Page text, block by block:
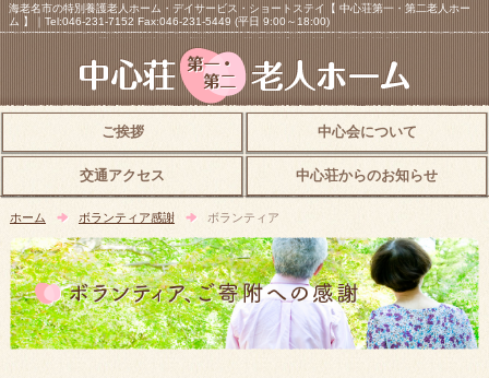
海老名市の特別養護老人ホーム・デイサービス・ショートステイ【 中心荘第一・第二老人ホー
ム 】｜Tel:046-231-7152 Fax:046-231-5449 (平日 9:00～18:00)
ご挨拶 中心会について
交通アクセス 中心荘からのお知らせ
ホーム ボランティア感謝 ボランティア